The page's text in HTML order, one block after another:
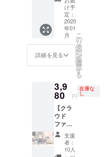
湾に飾
る横断
幕に、
お名前
を記載
させて
いただ
しょに
台湾に
行った
気持ち
でご支
援頂け
ると嬉
しいで
す！！
を 特別
に作成
してい
ただき
まし
た！ 今
回限定
バッグ
を 数量
限定で
ご準備
させて
いただ
きまし
た。 こ
こでし
すすめ
お皿
（美濃
焼）＋
popolo
巾着＋
お礼の
手紙】
popup
と１時
間で売
り切れ
てしま
う大人
気和菓
子職人
の さん
のう さ
け予
定：
2020
年01
月
詳細を見る
こ
の
リ
タ
ー
ン
を
選
択
す
る
3,9
80 円
在庫な
し
【クラ
ウド
ファン
ディン
グ限定
アクセ
支援
者：
10人